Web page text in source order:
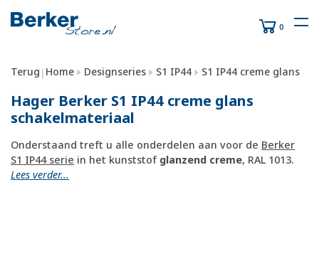
0
Terug | Home Designseries S1 IP44 S1 IP44 creme glans
Hager Berker S1 IP44 creme glans
schakelmateriaal
Onderstaand treft u alle onderdelen aan voor de Berker
S1 IP44 serie in het kunststof glanzend creme, RAL 1013.
Lees verder...